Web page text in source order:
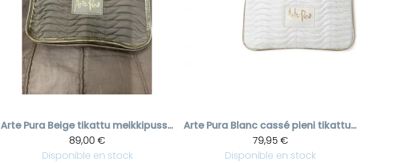
Arte Pura
Beige tikattu meikkipussi kullanvärisillä somisteilla
89,00 €
Disponible en stock
Arte Pura
Blanc cassé pieni tikattu meikkipussi kullanvärisillä somisteilla
79,95 €
Disponible en stock